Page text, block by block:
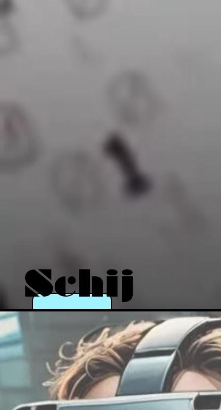
Schij
n als
de